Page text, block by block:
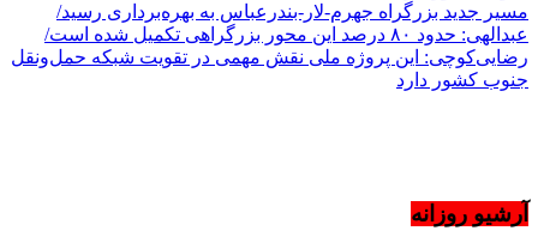
مسیر جدید بزرگراه جهرم-لار-بندرعباس به بهره‌برداری رسید/
عبدالهی: حدود ۸۰ درصد این محور بزرگراهی تکمیل شده است/
رضایی‌کوچی: این پروژه ملی نقش مهمی در تقویت شبکه حمل‌ونقل
جنوب کشور دارد
آرشیو روزانه